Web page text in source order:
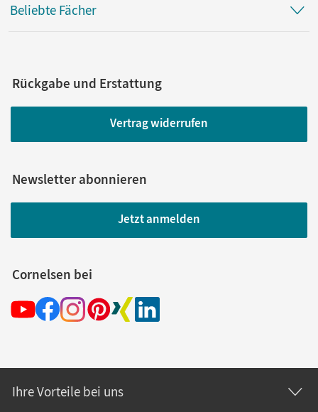
Beliebte Fächer
Rückgabe und Erstattung
Vertrag widerrufen
Newsletter abonnieren
Jetzt anmelden
Cornelsen bei
Ihre Vorteile bei uns